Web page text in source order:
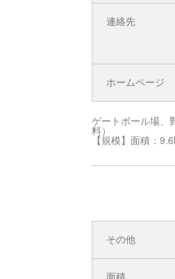
連絡先
ホームページ
ゲートボール場、
料）
【規模】面積：
その他
面積